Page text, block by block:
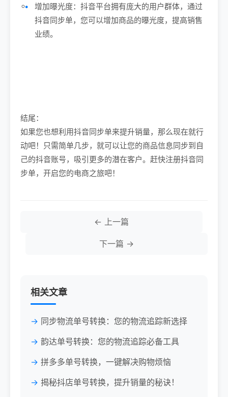
增加曝光度：抖音平台拥有庞大的用户群体，通过
抖音同步单，您可以增加商品的曝光度，提高销售
业绩。
结尾：
如果您也想利用抖音同步单来提升销量，那么现在就行
动吧！只需简单几步，就可以让您的商品信息同步到自
己的抖音账号，吸引更多的潜在客户。赶快注册抖音同
步单，开启您的电商之旅吧！
← 上一篇
下一篇 →
相关文章
同步物流单号转换：您的物流追踪新选择
韵达单号转换：您的物流追踪必备工具
拼多多单号转换，一键解决购物烦恼
揭秘抖店单号转换，提升销量的秘诀！